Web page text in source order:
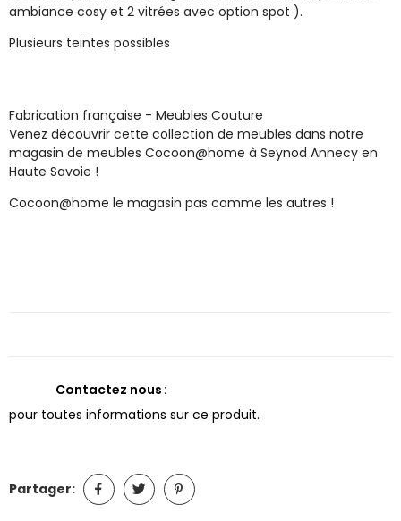
ambiance cosy et 2 vitrées avec option spot ).
Plusieurs teintes possibles
Fabrication française - Meubles Couture
Venez découvrir cette collection de meubles dans notre
magasin de meubles Cocoon@home à Seynod Annecy en
Haute Savoie !
Cocoon@home le magasin pas comme les autres !
Contactez nous
pour toutes informations sur ce produit.
Partager: